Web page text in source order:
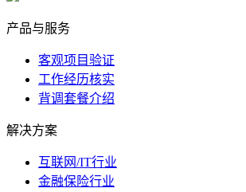
产品与服务
客观项目验证
工作经历核实
背调套餐介绍
解决方案
互联网/IT行业
金融保险行业